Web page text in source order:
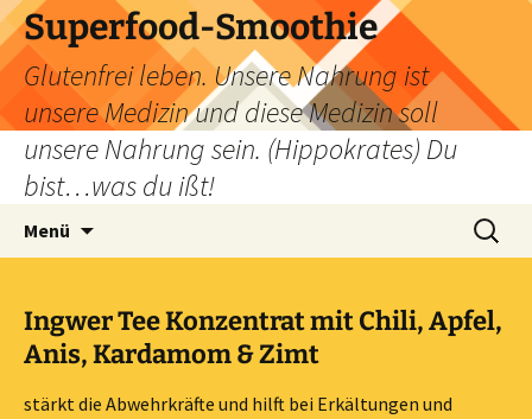
Zum
Inhalt
springen
Superfood-Smoothie
Glutenfrei leben. Unsere Nahrung ist
unsere Medizin und diese Medizin soll
unsere Nahrung sein. (Hippokrates) Du
bist…was du ißt!
Menü
Suchen
nach:
Ingwer Tee Konzentrat mit Chili, Apfel,
Anis, Kardamom & Zimt
stärkt die Abwehrkräfte und hilft bei Erkältungen und